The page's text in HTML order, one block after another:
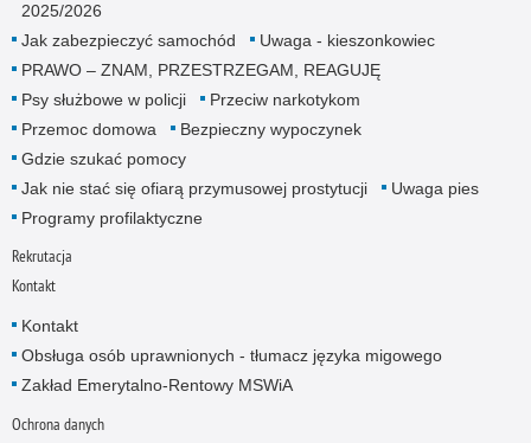
2025/2026
Jak zabezpieczyć samochód
Uwaga - kieszonkowiec
PRAWO – ZNAM, PRZESTRZEGAM, REAGUJĘ
Psy służbowe w policji
Przeciw narkotykom
Przemoc domowa
Bezpieczny wypoczynek
Gdzie szukać pomocy
Jak nie stać się ofiarą przymusowej prostytucji
Uwaga pies
Programy profilaktyczne
Rekrutacja
Kontakt
Kontakt
Obsługa osób uprawnionych - tłumacz języka migowego
Zakład Emerytalno-Rentowy MSWiA
Ochrona danych